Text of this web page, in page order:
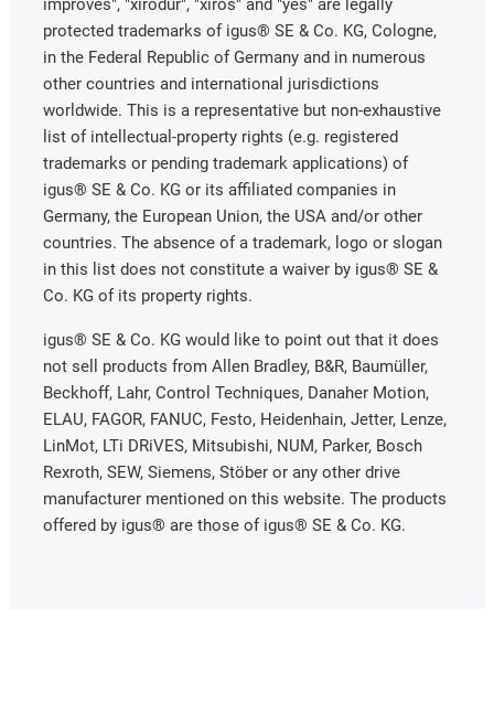
protected trademarks of igus® SE & Co. KG, Cologne,
in the Federal Republic of Germany and in numerous
other countries and international jurisdictions
worldwide. This is a representative but non-exhaustive
list of intellectual-property rights (e.g. registered
trademarks or pending trademark applications) of
igus® SE & Co. KG or its affiliated companies in
Germany, the European Union, the USA and/or other
countries. The absence of a trademark, logo or slogan
in this list does not constitute a waiver by igus® SE &
Co. KG of its property rights.
igus® SE & Co. KG would like to point out that it does
not sell products from Allen Bradley, B&R, Baumüller,
Beckhoff, Lahr, Control Techniques, Danaher Motion,
ELAU, FAGOR, FANUC, Festo, Heidenhain, Jetter, Lenze,
LinMot, LTi DRiVES, Mitsubishi, NUM, Parker, Bosch
Rexroth, SEW, Siemens, Stöber or any other drive
manufacturer mentioned on this website. The products
offered by igus® are those of igus® SE & Co. KG.